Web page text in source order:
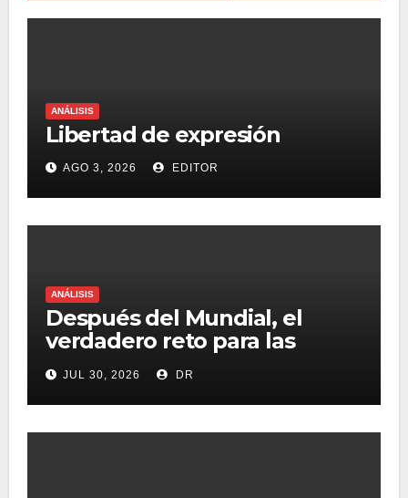
ANÁLISIS
Libertad de expresión
AGO 3, 2026 EDITOR
ANÁLISIS
Después del Mundial, el
verdadero reto para las
marcas será destacar en un
mercado saturado
JUL 30, 2026 DR